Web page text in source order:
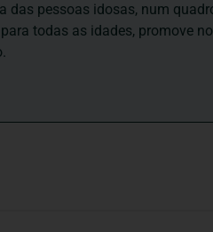
pessoas idosas, num
todas as idades, promove